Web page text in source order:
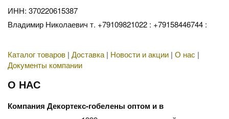
ИНН: 370220615387
Владимир Николаевич т. +79109821022 : +79158446744 :
Каталог товаров | Доставка| Новости и акции | О нас |
Документы компании
О НАС
Компания Декортекс-гобелены оптом и в